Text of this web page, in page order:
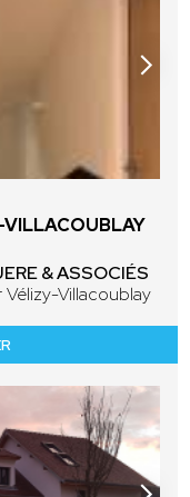
& ASSOCIÉS
Vélizy-Villacoublay